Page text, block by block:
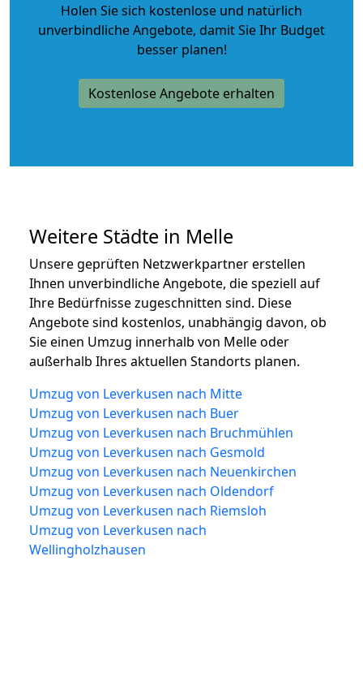
Holen Sie sich kostenlose und natürlich
unverbindliche Angebote, damit Sie Ihr Budget
besser planen!
Kostenlose Angebote erhalten
Weitere Städte in Melle
Unsere geprüften Netzwerkpartner erstellen
Ihnen unverbindliche Angebote, die speziell auf
Ihre Bedürfnisse zugeschnitten sind. Diese
Angebote sind kostenlos, unabhängig davon, ob
Sie einen Umzug innerhalb von Melle oder
außerhalb Ihres aktuellen Standorts planen.
Umzug von Leverkusen nach Mitte
Umzug von Leverkusen nach Buer
Umzug von Leverkusen nach Bruchmühlen
Umzug von Leverkusen nach Gesmold
Umzug von Leverkusen nach Neuenkirchen
Umzug von Leverkusen nach Oldendorf
Umzug von Leverkusen nach Riemsloh
Umzug von Leverkusen nach
Wellingholzhausen